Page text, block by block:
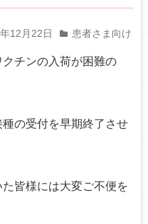
12月22日 患者さま向け
チンの入荷が困難の
の受付を早期終了させ
皆様には大変ご不便を
a